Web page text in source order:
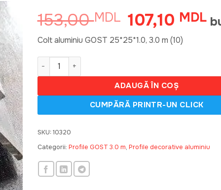
153,00MDL Prețul
inițial
a
107,10 MDL
Colt aluminiu GOST 25*25*1.0, 3.0 m (10)
Cantitate GOST 25*25*1.0, colt aluminiu 3.0 m (10)
ADAUGĂ ÎN COȘ
SKU:10320
Categorii: Profile GOST 3.0 m, Profile decorative aluminiu